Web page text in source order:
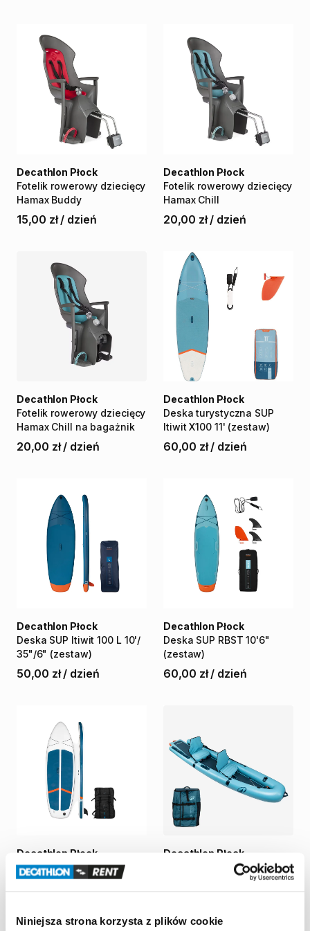
Niniejsza strona korzysta z plików cookie
Fotelik rowerowy dziecięcy
Hamax Buddy
Decathlon Płock
15,00 zł / dzień
Fotelik rowerowy dziecięcy
Hamax Chill
Decathlon Płock
20,00 zł / dzień
Fotelik rowerowy dziecięcy
Hamax Chill na bagażnik
Decathlon Płock
20,00 zł / dzień
Deska turystyczna SUP
Itiwit X100 11' (zestaw)
Decathlon Płock
60,00 zł / dzień
Deska SUP Itiwit 100 L 10'​/​
35"​/​6" (zestaw)
Decathlon Płock
50,00 zł / dzień
Deska SUP RBST 10'6"
(zestaw)
Decathlon Płock
60,00 zł / dzień
Deska SUP Itiwit 100
Compact L 10'​/​35"​/​6"
(zestaw)
Decathlon Płock
50,00 zł dzień
pneumatyczny RBST
Decathlon Płock